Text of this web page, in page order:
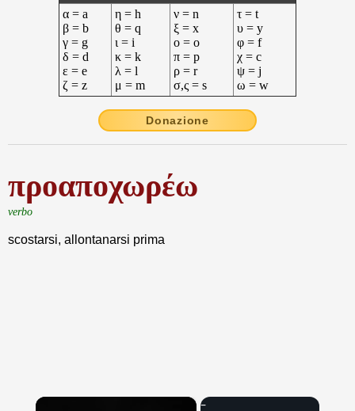
α = a
β = b
γ = g
δ = d
ε = e
ζ = z
η = h
θ = q
ι = i
κ = k
λ = l
μ = m
ν = n
ξ = x
ο = o
π = p
ρ = r
σ,ς = s
τ = t
υ = y
φ = f
χ = c
ψ = j
ω = w
Donazione
προαποχωρέω
verbo
scostarsi, allontanarsi prima
×